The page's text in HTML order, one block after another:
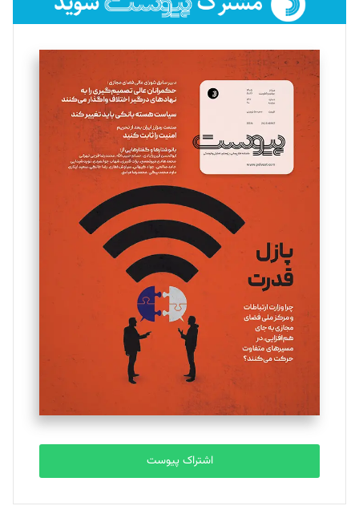
فائزه فتحی رستمی
تحریریه
سروش کرمیان
تحریریه
مینا پاکدل
یسنا امان‌پور
تحریریه
ملینا جعفری
تحریریه
مصطفی مسجدی آرانی
تحریریه
بابک نقاش
تحریریه
اشتراک پیوست